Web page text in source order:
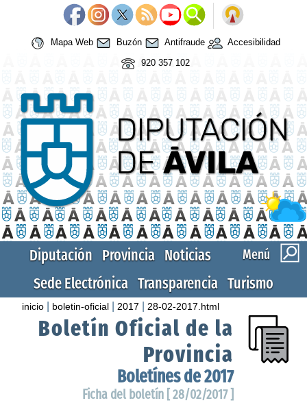
Mapa Web Buzón Antifraude
Accesibilidad
920 357 102
Menú
Diputación Provincia Noticias
Sede Electrónica Transparencia Turismo
inicio boletin-oficial 2017 28-02-2017.html
Boletín Oficial de la
Provincia
Boletínes de 2017
Ficha del boletín [ 28/02/2017 ]